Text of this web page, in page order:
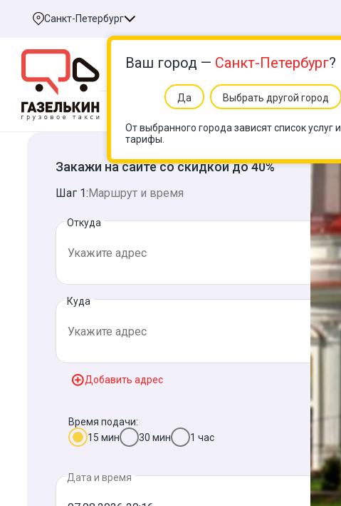
Ваш город — Санкт-Петербург?
Да Выбрать другой город
От выбранного города зависят список услуг и
тарифы.
Санкт-Петербург
Услуги
Цены
Закажи на сайте со скидкой до 40%
Шаг 1:Маршрут и время
Откуда
Куда
Добавить адрес
Время подачи:
15 мин
30 мин 1 час
Дата и время